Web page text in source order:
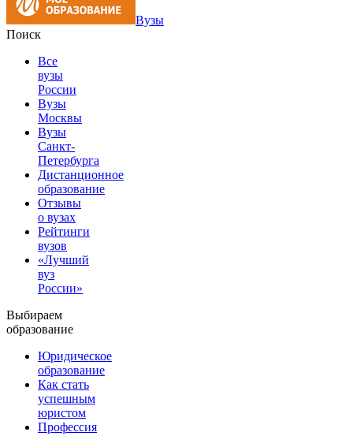
Вузы
Поиск
Все
вузы
России
Вузы
Москвы
Вузы
Санкт-
Петербурга
Дистанционное
образование
Отзывы
о вузах
Рейтинги
вузов
«Лучший
вуз
России»
Выбираем
образование
Юридическое
образование
Как стать
успешным
юристом
Профессия